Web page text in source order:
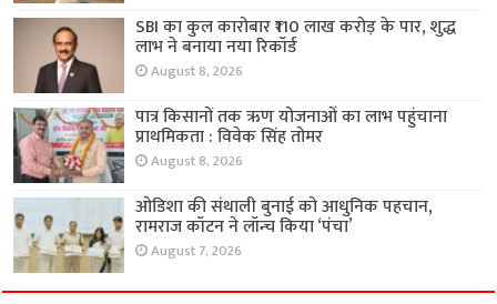
SBI का कुल कारोबार ₹110 लाख करोड़ के पार, शुद्ध
लाभ ने बनाया नया रिकॉर्ड
August 8, 2026
पात्र किसानों तक ऋण योजनाओं का लाभ पहुंचाना
प्राथमिकता : विवेक सिंह तोमर
August 8, 2026
ओडिशा की संथाली बुनाई को आधुनिक पहचान,
रामराज कॉटन ने लॉन्च किया ‘पंचा’
August 7, 2026